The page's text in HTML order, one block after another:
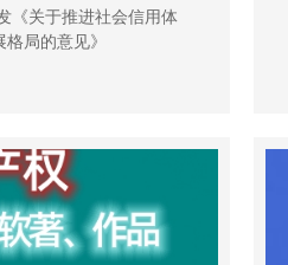
《关于推进社会信用体
局的意见》